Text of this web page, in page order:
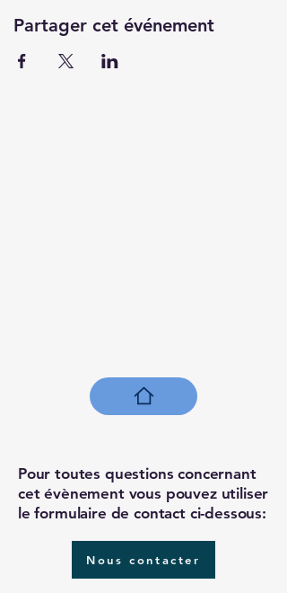
Partager cet événement
Pour toutes questions concernant
cet évènement vous pouvez utiliser
le formulaire de contact ci-dessous:
Nous contacter